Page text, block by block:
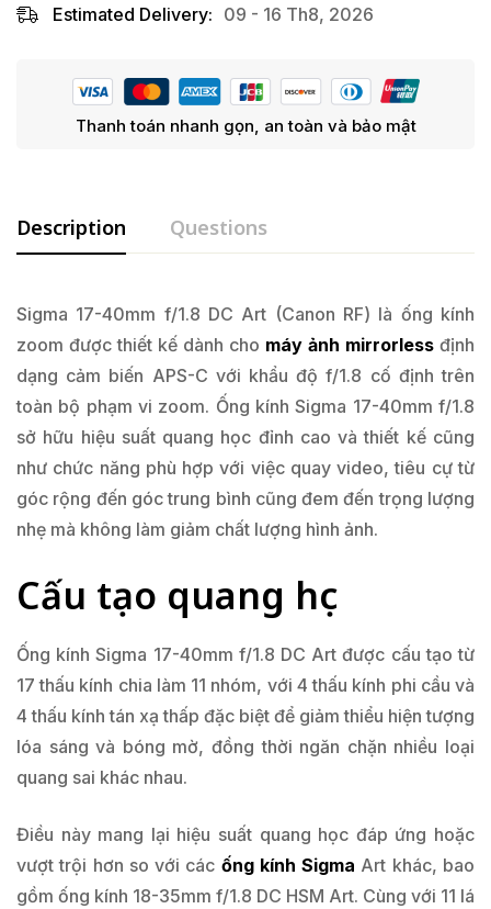
Estimated Delivery: 09 - 16 Th8, 2026
Thanh toán nhanh gọn, an toàn và bảo mật
Description Questions
Sigma 17-40mm f/1.8 DC Art (Canon RF) là ống kính
zoom được thiết kế dành cho máy ảnh mirrorless định
dạng cảm biến APS-C với khẩu độ f/1.8 cố định trên
toàn bộ phạm vi zoom. Ống kính Sigma 17-40mm f/1.8
sở hữu hiệu suất quang học đỉnh cao và thiết kế cũng
như chức năng phù hợp với việc quay video, tiêu cự từ
góc rộng đến góc trung bình cũng đem đến trọng lượng
nhẹ mà không làm giảm chất lượng hình ảnh.
Cấu tạo quang học
Ống kính Sigma 17-40mm f/1.8 DC Art được cấu tạo từ
17 thấu kính chia làm 11 nhóm, với 4 thấu kính phi cầu và
4 thấu kính tán xạ thấp đặc biệt để giảm thiểu hiện tượng
lóa sáng và bóng mờ, đồng thời ngăn chặn nhiều loại
quang sai khác nhau.
Điều này mang lại hiệu suất quang học đáp ứng hoặc
vượt trội hơn so với các ống kính Sigma Art khác, bao
gồm ống kính 18-35mm f/1.8 DC HSM Art. Cùng với 11 lá